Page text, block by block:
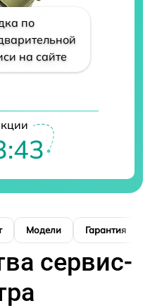
по
на сайте
Модели Гарантия
сервис-